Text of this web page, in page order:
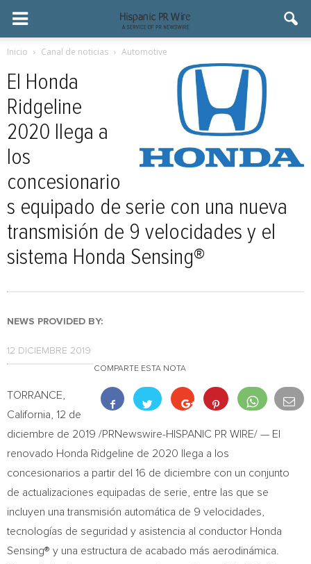
Inicio Canal de noticias Automotive
El Honda
Ridgeline
2020 llega a
los
concesionario
s equipado de serie con una nueva
transmisión de 9 velocidades y el
sistema Honda Sensing®
NEWS PROVIDED BY:
12 DICIEMBRE 2019
COMPARTE ESTA NOTA
TORRANCE,
California , 12 de
diciembre de 2019 /PRNewswire-HISPANIC PR WIRE/ — El
renovado Honda Ridgeline de 2020 llega a los
concesionarios a partir del 16 de diciembre con un conjunto
de actualizaciones equipadas de serie, entre las que se
incluyen una transmisión automática de 9 velocidades,
tecnologías de seguridad y asistencia al conductor Honda
Sensing® y una estructura de acabado más aerodinámica.